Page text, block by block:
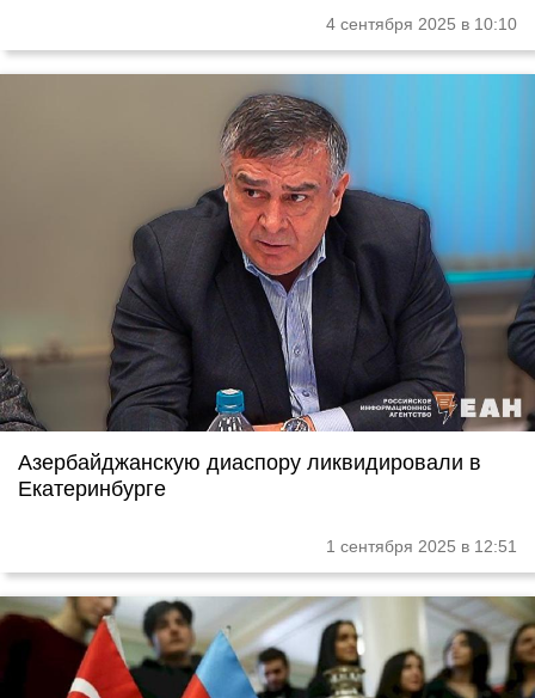
4 сентября 2025 в 10:10
Азербайджанскую диаспору ликвидировали в
Екатеринбурге
1 сентября 2025 в 12:51